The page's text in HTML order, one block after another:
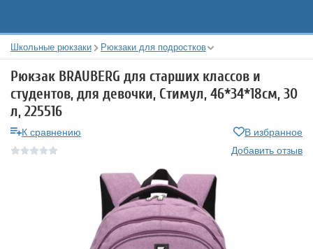
Школьные рюкзаки Рюкзаки для подростков
Рюкзак BRAUBERG для старших классов и
студентов, для девочки, Стимул, 46*34*18см, 30
л, 225516
К сравнению
В избранное
Добавить отзыв